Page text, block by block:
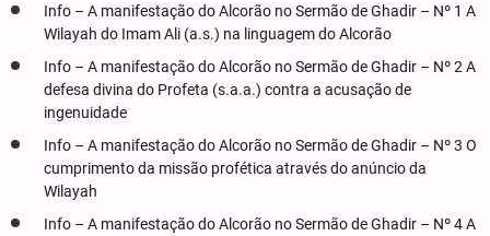
Info – A manifestação do Alcorão no Sermão de Ghadir – Nº 1 A
Wilayah do Imam Ali (a.s.) na linguagem do Alcorão
Info – A manifestação do Alcorão no Sermão de Ghadir – Nº 2 A
defesa divina do Profeta (s.a.a.) contra a acusação de
ingenuidade
Info – A manifestação do Alcorão no Sermão de Ghadir – Nº 3 O
cumprimento da missão profética através do anúncio da
Wilayah
Info – A manifestação do Alcorão no Sermão de Ghadir – Nº 4 A